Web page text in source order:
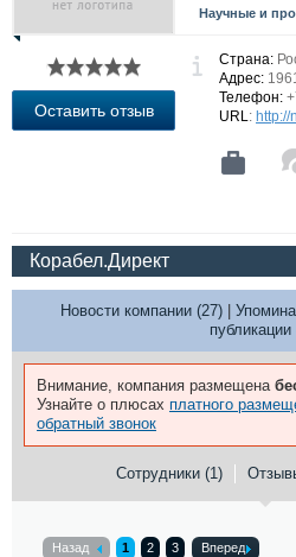
Конференции
Выставки и семинары
Личности
Словарь
Научные и
Оставить отзыв
Страна:
Адрес:
Телефон:
URL: http://
Корабел.Директ
Новости компании (27)
публикации
Внимание, компания размещена
Узнайте о плюсах платного
обратный звонок
Сотрудники (1)
Назад 1 2 3 Вперед